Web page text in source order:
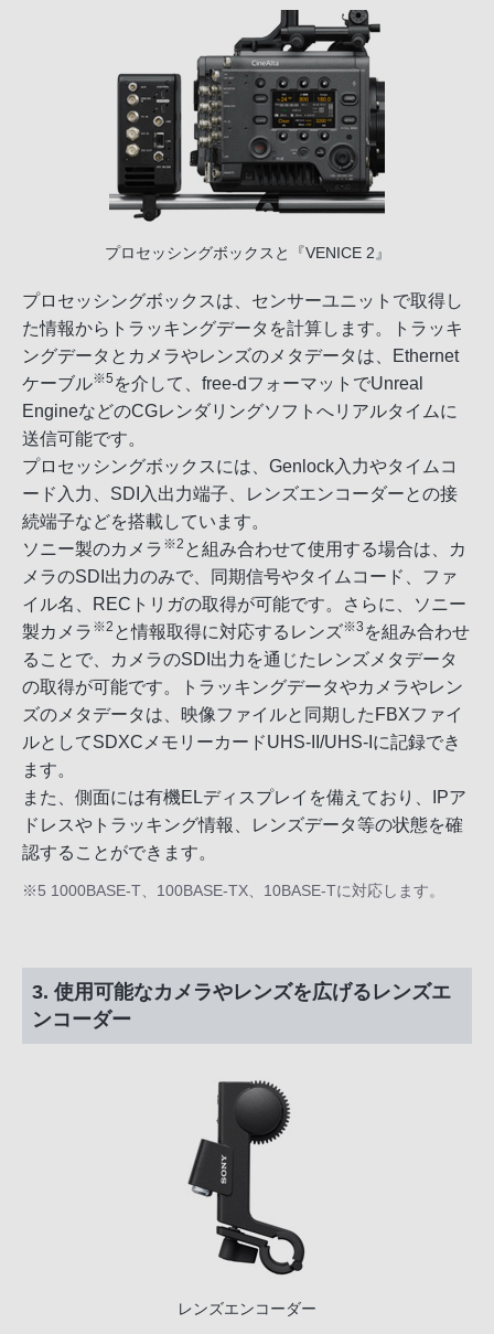
プロセッシングボックスと『VENICE 2』
プロセッシングボックスは、センサーユニットで取得し
た情報からトラッキングデータを計算します。トラッキ
ングデータとカメラやレンズのメタデータは、Ethernet
ケーブル※5 を介して、free-dフォーマットでUnreal
EngineなどのCGレンダリングソフトへリアルタイムに
送信可能です。
プロセッシングボックスには、Genlock入力やタイムコ
ード入力、SDI入出力端子、レンズエンコーダーとの接
続端子などを搭載しています。
ソニー製のカメラ ※2 と組み合わせて使用する場合は、カ
メラのSDI出力のみで、同期信号やタイムコード、ファ
イル名、RECトリガの取得が可能です。さらに、ソニー
製カメラ ※2 と情報取得に対応するレンズ※3 を組み合わせ
ることで、カメラのSDI出力を通じたレンズメタデータ
の取得が可能です。トラッキングデータやカメラやレン
ズのメタデータは、映像ファイルと同期したFBXファイ
ルとしてSDXCメモリーカードUHS-II/UHS-Iに記録でき
ます。
また、側面には有機ELディスプレイを備えており、IPア
ドレスやトラッキング情報、レンズデータ等の状態を確
認することができます。
※5 1000BASE-T、100BASE-TX、10BASE-Tに対応します。
3. 使用可能なカメラやレンズを広げるレンズエ
ンコーダー
レンズエンコーダー